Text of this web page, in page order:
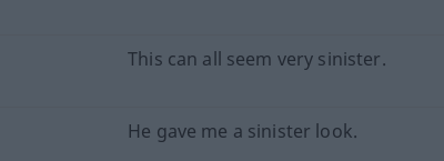
This can all seem very sinister.
He gave me a sinister look.